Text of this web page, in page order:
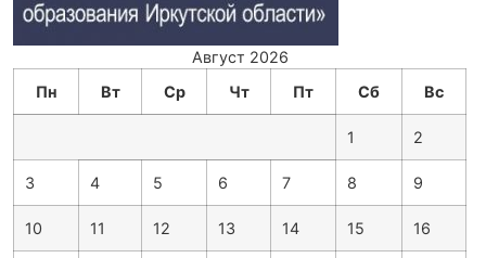
Август 2026
Пн
Вт Ср Чт Пт Сб Вс
1 2
3 4 5 6 7 8 9
10 11 12 13 14 15 16